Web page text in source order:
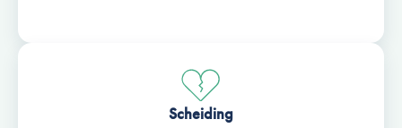
Scheiding